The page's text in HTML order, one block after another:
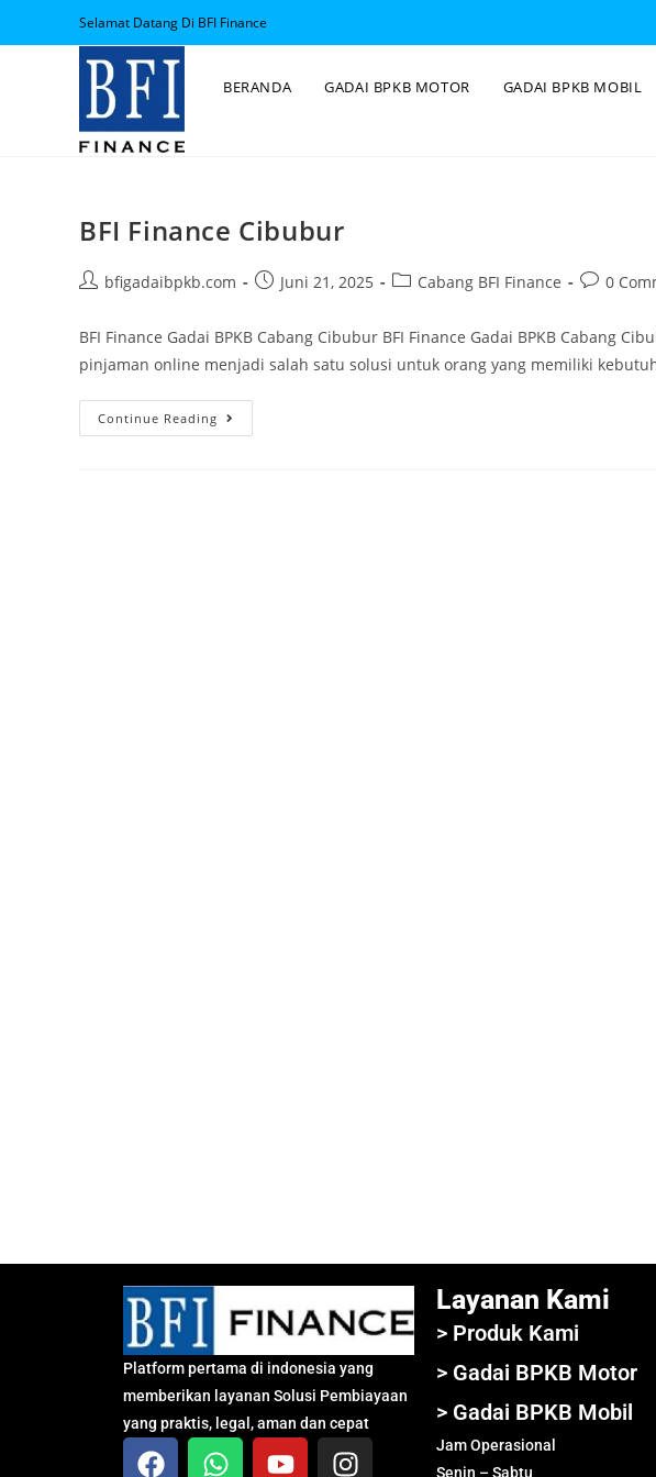
Selamat Datang Di BFI Finance
BERANDA GADAI BPKB MOTOR GADAI BPKB MOBIL
BFI Finance Cibubur
bfigadaibpkb.com Juni 21, 2025 Cabang BFI Finance 0
BFI Finance Gadai BPKB Cabang Cibubur BFI Finance Gadai BPKB Cabang
pinjaman online menjadi salah satu solusi untuk orang yang memiliki
Continue Reading
Platform pertama di indonesia yang
memberikan layanan Solusi Pembiayaan
yang praktis, legal, aman dan cepat
Layanan Kami
> Produk Kami
> Gadai BPKB Motor
> Gadai BPKB Mobil
Jam Operasional
Senin – Sabtu